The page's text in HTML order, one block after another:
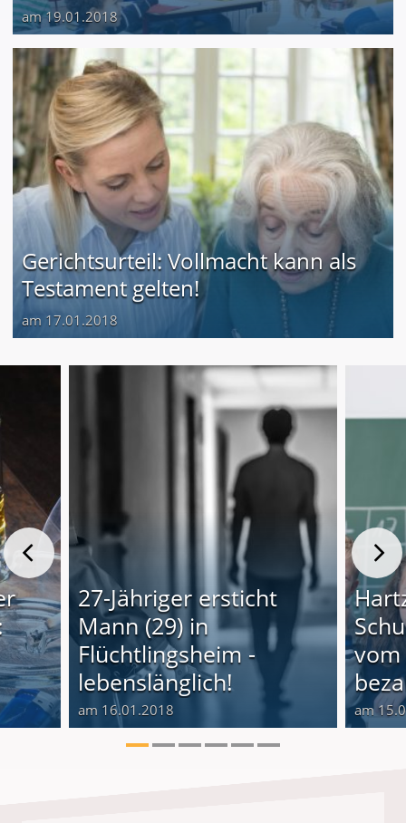
am 19.01.2018
Gerichtsurteil: Vollmacht kann als
Testament gelten!
am 17.01.2018
27-Jähriger ersticht
Mann (29) in
Flüchtlingsheim -
lebenslänglich!
am 16.01.2018 am